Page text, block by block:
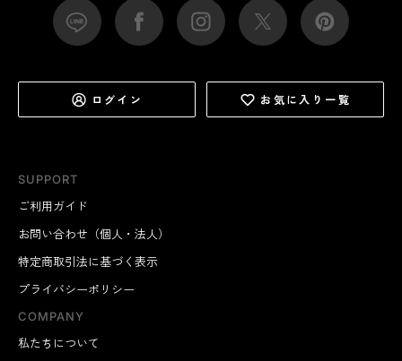
SUPPORT
ご利用ガイド
お問い合わせ（個人・法人）
特定商取引法に基づく表示
プライバシーポリシー
COMPANY
私たちについて
ログイン お気に入り一覧